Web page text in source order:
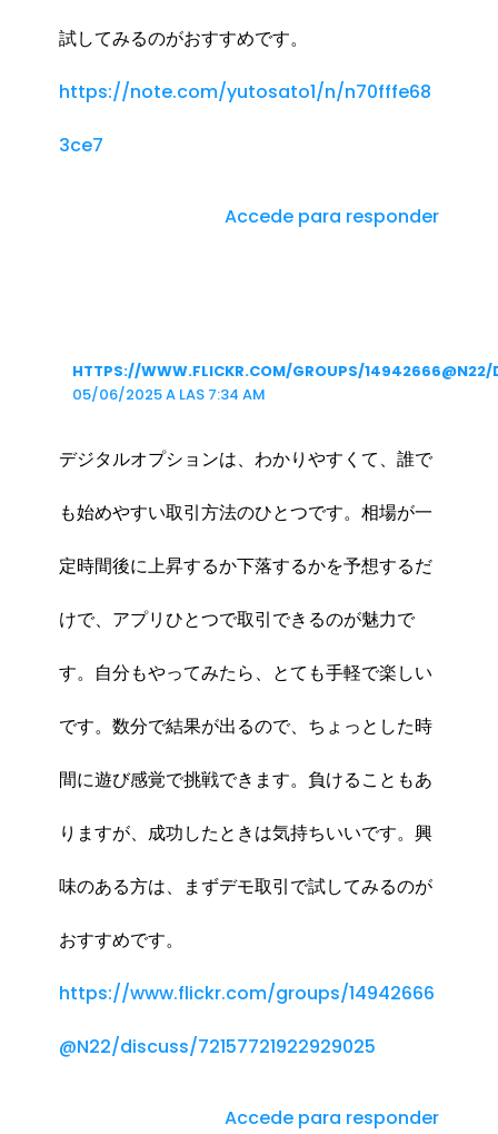
試してみるのがおすすめです。
https://note.com/yutosato1/n/n70fffe68
3ce7
Accede para responder
HTTPS://WWW.FLICKR.COM/GROUPS/
05/06/2025 A LAS 7:34 AM
デジタルオプションは、わかりやすくて、誰で
も始めやすい取引方法のひとつです。相場が一
定時間後に上昇するか下落するかを予想するだ
けで、アプリひとつで取引できるのが魅力で
す。自分もやってみたら、とても手軽で楽しい
です。数分で結果が出るので、ちょっとした時
間に遊び感覚で挑戦できます。負けることもあ
りますが、成功したときは気持ちいいです。興
味のある方は、まずデモ取引で試してみるのが
おすすめです。
https://www.flickr.com/groups/14942666
@N22/discuss/72157721922929025
Accede para responder